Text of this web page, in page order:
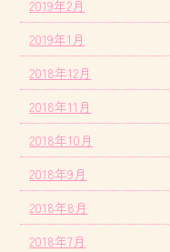
2019年2月
2019年1月
2018年12月
2018年11月
2018年10月
2018年9月
2018年8月
2018年7月